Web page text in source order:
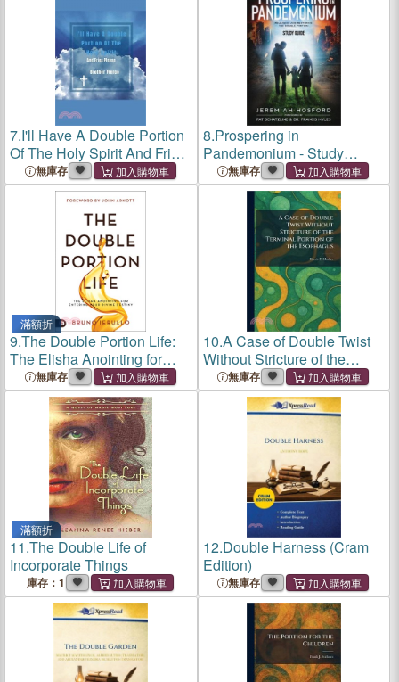
7.I'll Have A Double Portion
Of The Holy Spirit And Fries
Please
無庫存
8.Prospering in
Pandemonium - Study
Guide: Releasing and
Restoring the Double
無庫存
滿額折
9.The Double Portion Life:
The Elisha Anointing for
Entering Your Divine
Destiny
無庫存
10.A Case of Double Twist
Without Stricture of the
Terminal Portion of the
Esophagus
無庫存
滿額折
11.The Double Life of
Incorporate Things
庫存：1
12.Double Harness (Cram
Edition)
無庫存